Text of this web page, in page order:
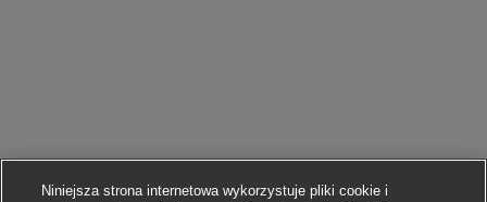
Niniejsza strona internetowa wykorzystuje pliki cookie i